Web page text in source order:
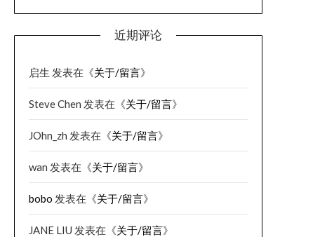
近期评论
启生 发表在《关于/留言》
Steve Chen 发表在《关于/留言》
JOhn_zh 发表在《关于/留言》
wan 发表在《关于/留言》
bobo 发表在《关于/留言》
JANE LIU 发表在《关于/留言》